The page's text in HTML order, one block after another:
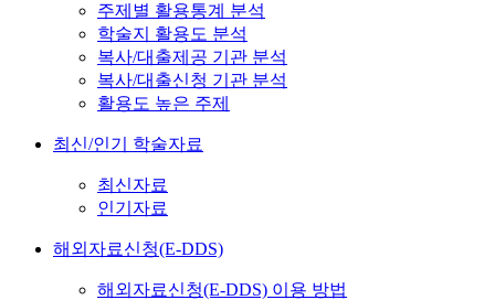
주제별 활용통계 분석
학술지 활용도 분석
복사/대출제공 기관 분석
복사/대출신청 기관 분석
활용도 높은 주제
최신/인기 학술자료
최신자료
인기자료
해외자료신청(E-DDS)
해외자료신청(E-DDS) 이용 방법